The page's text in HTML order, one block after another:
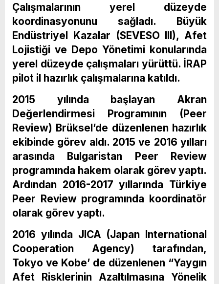
Çalışmalarının yerel düzeyde
koordinasyonunu sağladı. Büyük
Endüstriyel Kazalar (SEVESO III), Afet
Lojistiği ve Depo Yönetimi konularında
yerel düzeyde çalışmaları yürüttü. İRAP
pilot il hazırlık çalışmalarına katıldı.
2015 yılında başlayan Akran
Değerlendirmesi Programının (Peer
Review) Brüksel’de düzenlenen hazırlık
ekibinde görev aldı. 2015 ve 2016 yılları
arasında Bulgaristan Peer Review
programında hakem olarak görev yaptı.
Ardından 2016-2017 yıllarında Türkiye
Peer Review programında koordinatör
olarak görev yaptı.
2016 yılında JICA (Japan International
Cooperation Agency) tarafından,
Tokyo ve Kobe’ de düzenlenen “Yaygın
Afet Risklerinin Azaltılmasına Yönelik